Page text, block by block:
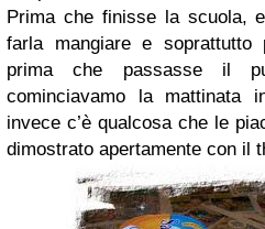
Prima che finisse la scuola,
farla mangiare e
prima che passasse il
cominciavamo la mattinata
invece c’è qualcosa che le
dimostrato apertamente con il